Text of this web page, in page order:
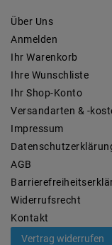
Über Uns
Anmelden
Ihr Warenkorb
Ihre Wunschliste
Ihr Shop-Konto
Versandarten & -
Impressum
AGB
Widerrufs­recht
Kontakt
Vertrag widerrufen